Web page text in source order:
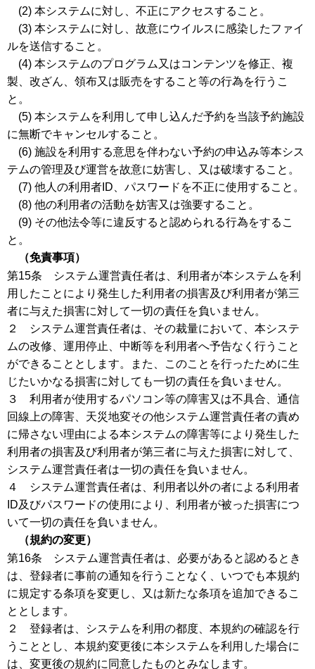
(2) 本システムに対し、不正にアクセスすること。
(3) 本システムに対し、故意にウイルスに感染したファイ
ルを送信すること。
(4) 本システムのプログラム又はコンテンツを修正、複
製、改ざん、領布又は販売をすること等の行為を行うこ
と。
(5) 本システムを利用して申し込んだ予約を当該予約施設
に無断でキャンセルすること。
(6) 施設を利用する意思を伴わない予約の申込み等本シス
テムの管理及び運営を故意に妨害し、又は破壊すること。
(7) 他人の利用者ID、パスワードを不正に使用すること。
(8) 他の利用者の活動を妨害又は強要すること。
(9) その他法令等に違反すると認められる行為をするこ
と。
（免責事項）
第15条 システム運営責任者は、利用者が本システムを利
用したことにより発生した利用者の損害及び利用者が第三
者に与えた損害に対して一切の責任を負いません。
２ システム運営責任者は、その裁量において、本システ
ムの改修、運用停止、中断等を利用者へ予告なく行うこと
ができることとします。また、このことを行ったために生
じたいかなる損害に対しても一切の責任を負いません。
３ 利用者が使用するパソコン等の障害又は不具合、通信
回線上の障害、天災地変その他システム運営責任者の責め
に帰さない理由による本システムの障害等により発生した
利用者の損害及び利用者が第三者に与えた損害に対して、
システム運営責任者は一切の責任を負いません。
４ システム運営責任者は、利用者以外の者による利用者
ID及びパスワードの使用により、利用者が被った損害につ
いて一切の責任を負いません。
（規約の変更）
第16条 システム運営責任者は、必要があると認めるとき
は、登録者に事前の通知を行うことなく、いつでも本規約
に規定する条項を変更し、又は新たな条項を追加できるこ
ととします。
２ 登録者は、システムを利用の都度、本規約の確認を行
うこととし、本規約変更後に本システムを利用した場合に
は、変更後の規約に同意したものとみなします。